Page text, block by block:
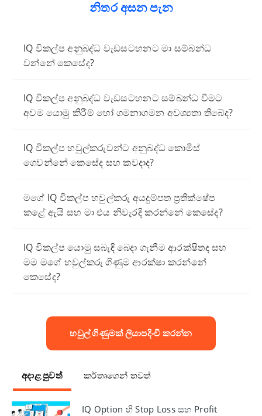
නිතර අසන පැන
IQ විකල්ප අනුබද්ධ වැඩසටහනට මා සම්බන්ධ
වන්නේ කෙසේද?
IQ විකල්ප අනුබද්ධ වැඩසටහනට සම්බන්ධ වීමට
අවම යොමු කිරීම් හෝ ගමනාගමන අවශ්‍යතා තිබේද?
IQ විකල්ප හවුල්කරුවන්ට අනුබද්ධ කොමිස්
ගෙවන්නේ කෙසේද සහ කවදාද?
මගේ IQ විකල්ප හවුල්කරු අයදුම්පත ප්‍රතික්ෂේප
කළේ ඇයි සහ මා එය නිවැරදි කරන්නේ කෙසේද?
IQ විකල්ප යොමු සබැඳි බෙදා ගැනීම ආරක්ෂිතද සහ
මම මගේ හවුල්කරු ගිණුම ආරක්ෂා කරන්නේ
කෙසේද?
හවුල් ගිණුමක් ලියාපදිංචි කරන්න
අදාළ පුවත් කර්තෘගෙන් තවත්
IQ Option හි Stop Loss සහ Profit